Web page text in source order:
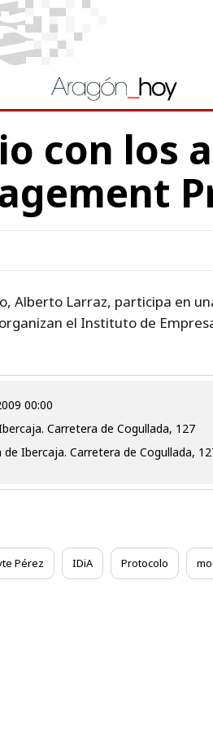
con los
Alberto Larraz, participa en
el Instituto de
00:00
Carretera de Cogullada, 127
Ibercaja. Carretera de Cogullada,
Pérez IDiA Protocolo